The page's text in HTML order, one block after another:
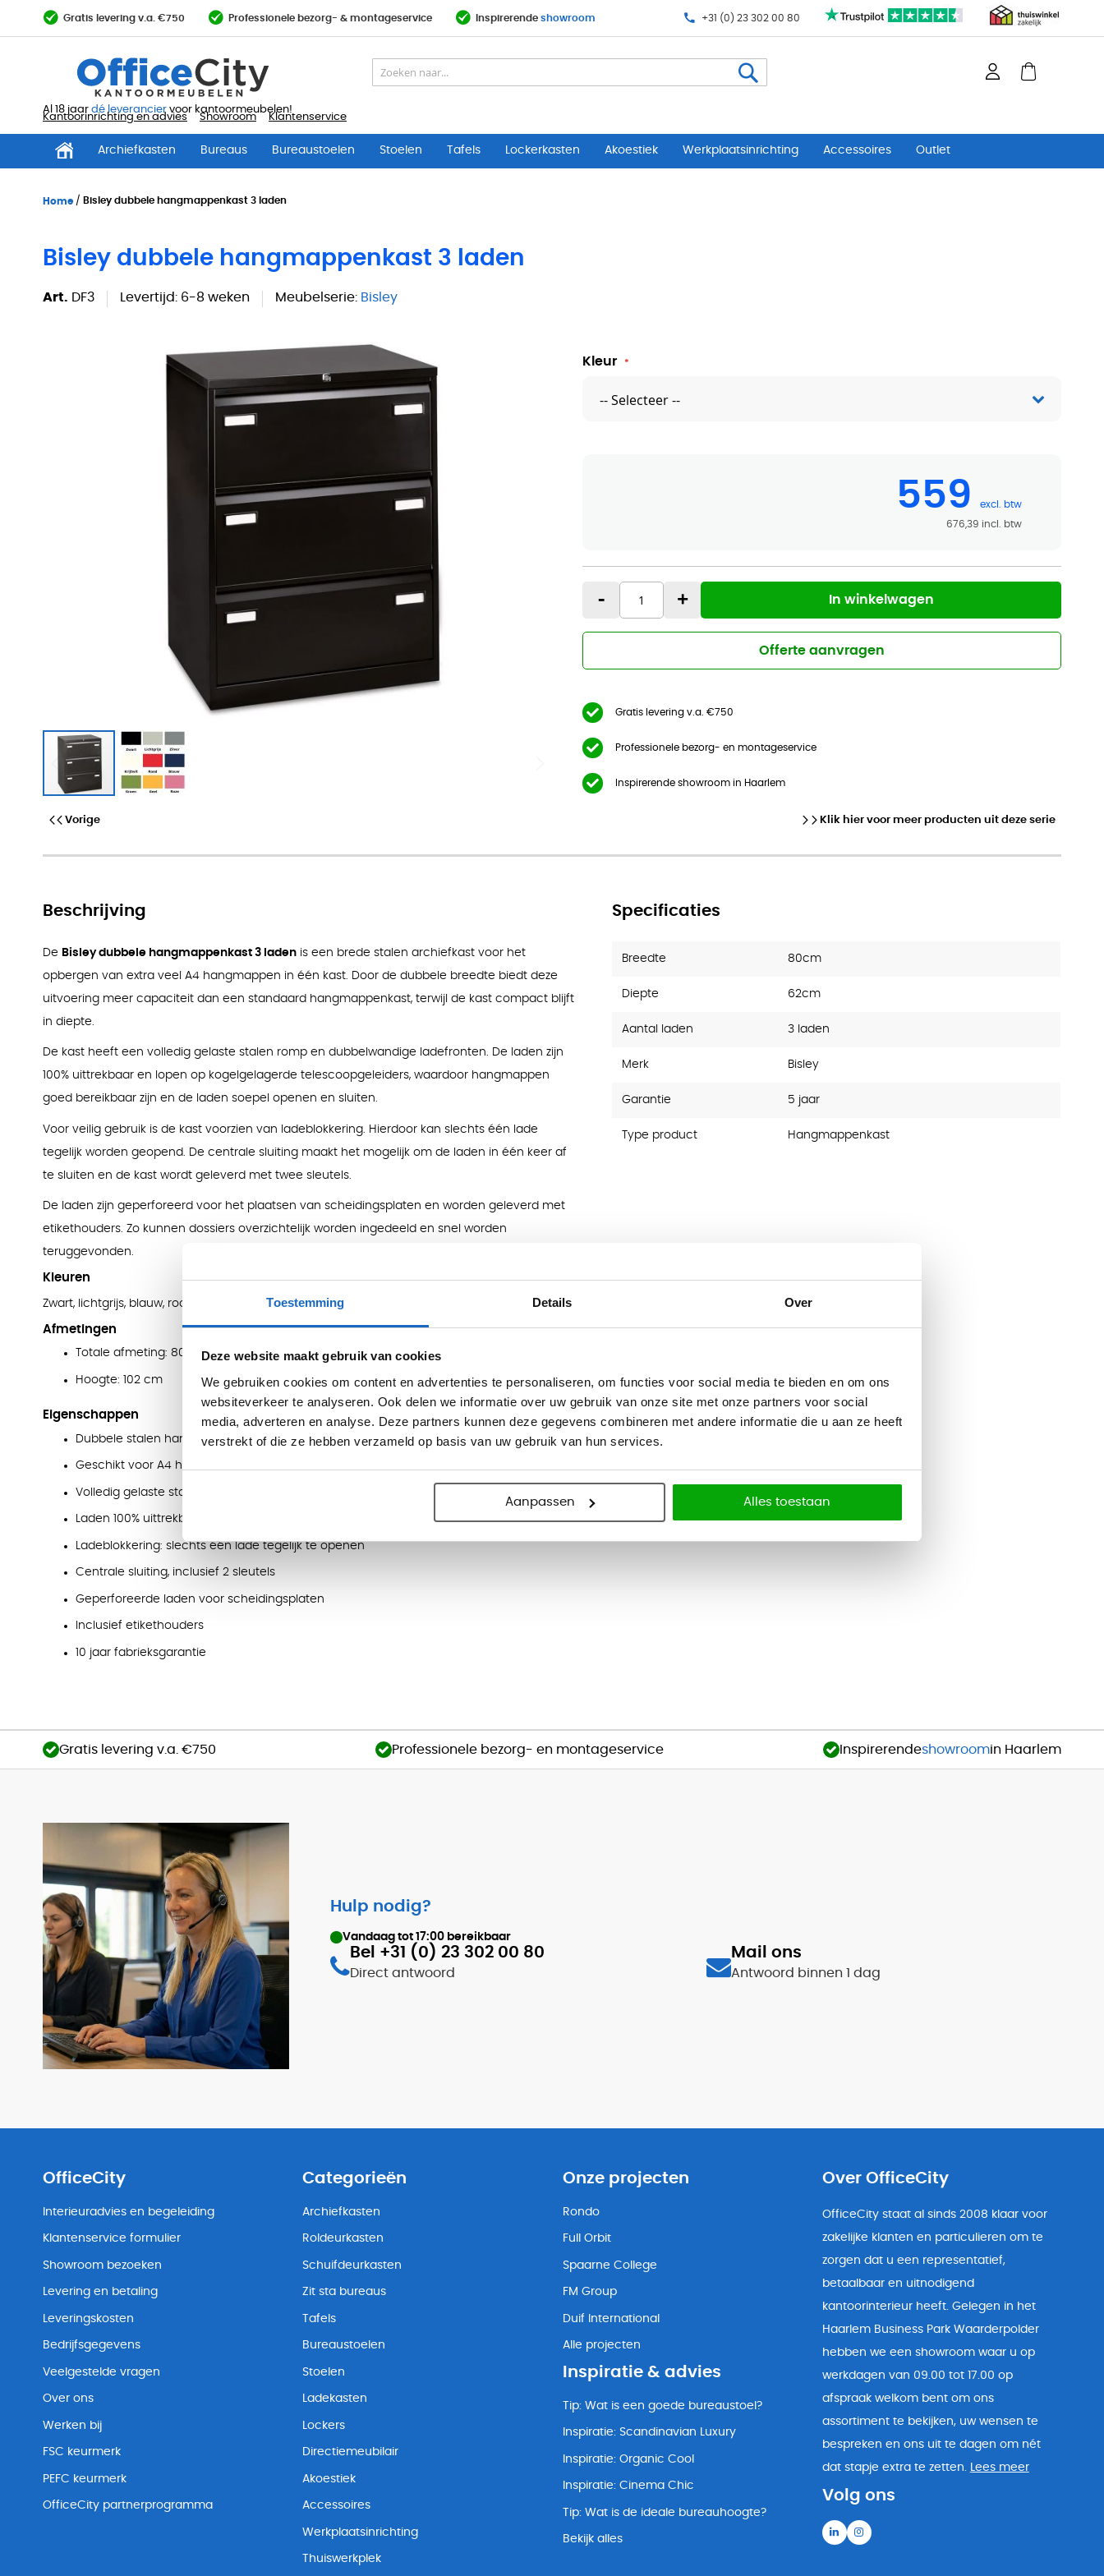
Toestemming Details Over
Deze website maakt gebruik van cookies
We gebruiken cookies om content en advertenties te personaliseren, om functies voor social media te bieden en om ons
websiteverkeer te analyseren. Ook delen we informatie over uw gebruik van onze site met onze partners voor social
media, adverteren en analyse. Deze partners kunnen deze gegevens combineren met andere informatie die u aan ze heeft
verstrekt of die ze hebben verzameld op basis van uw gebruik van hun services.
Aanpassen Alles toestaan
Gratis levering v.a. €750 Professionele bezorg- & montageservice Inspirerende showroom +31 (0) 23 302 00 80
Al 18 jaar dé leverancier voor kantoormeubelen!
Kantoorinrichting en advies Showroom Klantenservice
Archiefkasten Bureaus Bureaustoelen Stoelen Tafels Lockerkasten Akoestiek Werkplaatsinrichting Accessoires Outlet
Home Bisley dubbele hangmappenkast 3 laden
Bisley dubbele hangmappenkast 3 laden
Art. DF3 Levertijd: 6-8 weken Meubelserie: Bisley
Kleur
559
676,39
- + In winkelwagen
Offerte aanvragen
Gratis levering v.a. €750
Professionele bezorg- en montageservice
Inspirerende showroom in Haarlem
Vorige Klik hier voor meer producten uit deze serie
Beschrijving
De Bisley dubbele hangmappenkast 3 laden is een brede stalen archiefkast voor het
opbergen van extra veel A4 hangmappen in één kast. Door de dubbele breedte biedt deze
uitvoering meer capaciteit dan een standaard hangmappenkast, terwijl de kast compact blijft
in diepte.
De kast heeft een volledig gelaste stalen romp en dubbelwandige ladefronten. De laden zijn
100% uittrekbaar en lopen op kogelgelagerde telescoopgeleiders, waardoor hangmappen
goed bereikbaar zijn en de laden soepel openen en sluiten.
Voor veilig gebruik is de kast voorzien van ladeblokkering. Hierdoor kan slechts één lade
tegelijk worden geopend. De centrale sluiting maakt het mogelijk om de laden in één keer af
te sluiten en de kast wordt geleverd met twee sleutels.
De laden zijn geperforeerd voor het plaatsen van scheidingsplaten en worden geleverd met
etikethouders. Zo kunnen dossiers overzichtelijk worden ingedeeld en snel worden
teruggevonden.
Kleuren
Zwart, lichtgrijs, blauw, rood, zilver, krijtwit, geel, groen en roze.
Afmetingen
Totale afmeting: 80 x 62 cm
Hoogte: 102 cm
Eigenschappen
Dubbele stalen hangmappenkast met 3 laden
Geschikt voor A4 hangmappen
Volledig gelaste stalen romp met dubbelwandige ladefronten
Laden 100% uittrekbaar op kogelgelagerde telescoopgeleiders
Ladeblokkering: slechts één lade tegelijk te openen
Centrale sluiting, inclusief 2 sleutels
Geperforeerde laden voor scheidingsplaten
Inclusief etikethouders
10 jaar fabrieksgarantie
Specificaties
Breedte 80cm
Diepte 62cm
Aantal laden 3 laden
Merk Bisley
Garantie 5 jaar
Type product Hangmappenkast
Gratis levering v.a. €750 Professionele bezorg- en montageservice Inspirerendeshowroomin Haarlem
Hulp nodig?
Vandaag tot 17:00 bereikbaar
Bel +31 (0) 23 302 00 80
Direct antwoord
Mail ons
Antwoord binnen 1 dag
OfficeCity
Interieuradvies en begeleiding
Klantenservice formulier
Showroom bezoeken
Levering en betaling
Leveringskosten
Bedrijfsgegevens
Veelgestelde vragen
Over ons
Werken bij
FSC keurmerk
PEFC keurmerk
OfficeCity partnerprogramma
Categorieën
Archiefkasten
Roldeurkasten
Schuifdeurkasten
Zit sta bureaus
Tafels
Bureaustoelen
Stoelen
Ladekasten
Lockers
Directiemeubilair
Akoestiek
Accessoires
Werkplaatsinrichting
Thuiswerkplek
Onze projecten
Rondo
Full Orbit
Spaarne College
FM Group
Duif International
Alle projecten
Inspiratie & advies
Tip: Wat is een goede bureaustoel?
Inspiratie: Scandinavian Luxury
Inspiratie: Organic Cool
Inspiratie: Cinema Chic
Tip: Wat is de ideale bureauhoogte?
Bekijk alles
Over OfficeCity
OfficeCity staat al sinds 2008 klaar voor
zakelijke klanten en particulieren om te
zorgen dat u een representatief,
betaalbaar en uitnodigend
kantoorinterieur heeft. Gelegen in het
Haarlem Business Park Waarderpolder
hebben we een showroom waar u op
werkdagen van 09.00 tot 17.00 op
afspraak welkom bent om ons
assortiment te bekijken, uw wensen te
bespreken en ons uit te dagen om nét
dat stapje extra te zetten.
Lees meer
Volg ons